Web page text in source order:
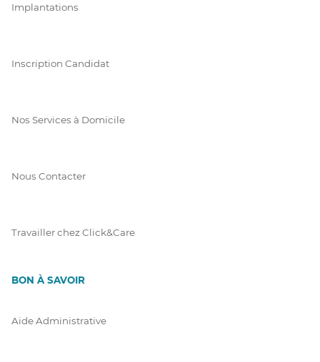
Implantations
Inscription Candidat
Nos Services à Domicile
Nous Contacter
Travailler chez Click&Care
BON À SAVOIR
Aide Administrative